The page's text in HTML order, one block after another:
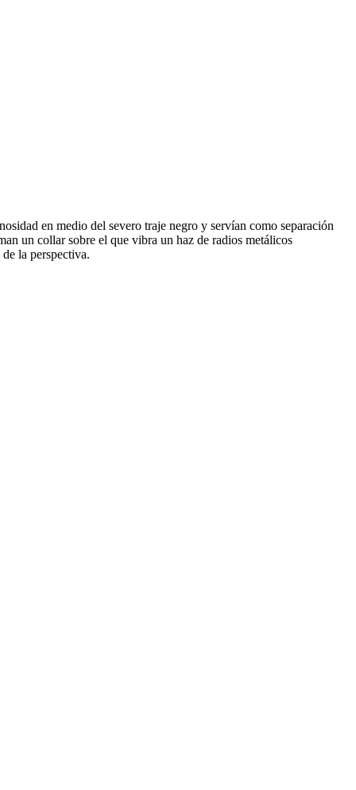
en medio del severo traje negro y servían como separación
un collar sobre el que vibra un haz de radios metálicos
la perspectiva.